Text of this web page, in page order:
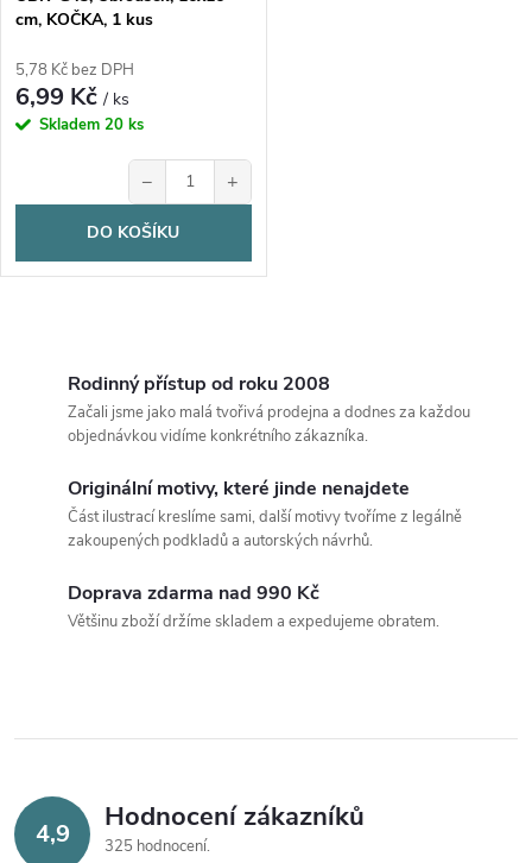
d
u
ů
o
d
u
k
t
cm, KOČKA, 1 kus
5,78 Kč bez DPH
6,99 Kč/ ks
Skladem 20 ks
− +
DO KOŠÍKU
p
v
Rodinný přístup od roku 2008
Začali jsme jako malá tvořivá prodejna a dodnes za každou
objednávkou vidíme konkrétního zákazníka.
Originální motivy, které jinde nenajdete
Část ilustrací kreslíme sami, další motivy tvoříme z legálně
zakoupených podkladů a autorských návrhů.
Doprava zdarma nad 990 Kč
Většinu zboží držíme skladem a expedujeme obratem.
4,9 Hodnocení zákazníků
325 hodnocení